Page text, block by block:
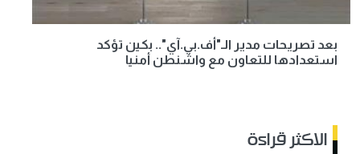
بعد تصريحات مدير الـ"أف.بي.آي".. بكين تؤكد
استعدادها للتعاون مع واشنطن أمنيا
الاكثر قراءة